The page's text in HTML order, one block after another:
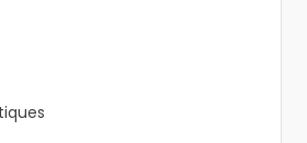
Examen et Stage initial
2026